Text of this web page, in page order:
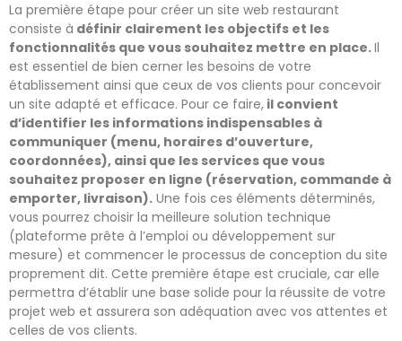
La première étape pour créer un site web restaurant
consiste à définir clairement les objectifs et les
fonctionnalités que vous souhaitez mettre en place.Il
est essentiel de bien cerner les besoins de votre
établissement ainsi que ceux de vos clients pour concevoir
un site adapté et efficace. Pour ce faire, il convient
d’identifier les informations indispensables à
communiquer (menu, horaires d’ouverture,
coordonnées), ainsi que les services que vous
souhaitez proposer en ligne (réservation, commande à
emporter, livraison). Une fois ces éléments déterminés,
vous pourrez choisir la meilleure solution technique
(plateforme prête à l’emploi ou développement sur
mesure) et commencer le processus de conception du site
proprement dit. Cette première étape est cruciale, car elle
permettra d’établir une base solide pour la réussite de votre
projet web et assurera son adéquation avec vos attentes et
celles de vos clients.